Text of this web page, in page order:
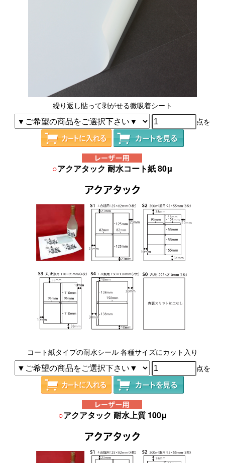
繰り返し貼って剥がせる微吸着シート
点を
○アクアタック 耐水コート紙 80μ
コート紙タイプの耐水シール 各種サイズにカット入り
点を
○アクアタック 耐水上質 100μ